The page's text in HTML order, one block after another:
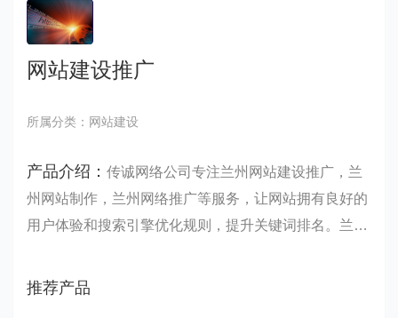
网站建设推广
所属分类：网站建设
产品介绍： 传诚网络公司专注兰州网站建设推广，兰
州网站制作，兰州网络推广等服务，让网站拥有良好的
用户体验和搜索引擎优化规则，提升关键词排名。兰州
名主机选择、网站程序语言、如何选择建站服务商等问
推荐产品